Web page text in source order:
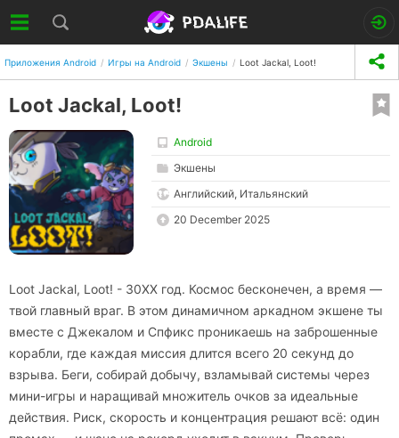
Приложения Android Игры на Android Экшены Loot Jackal, Loot!
Loot Jackal, Loot!
Android
Экшены
Английский, Итальянский
20 December 2025
Loot Jackal, Loot! - 30XX год. Космос бесконечен, а время —
твой главный враг. В этом динамичном аркадном экшене ты
вместе с Джекалом и Спфикс проникаешь на заброшенные
корабли, где каждая миссия длится всего 20 секунд до
взрыва. Беги, собирай добычу, взламывай системы через
мини-игры и наращивай множитель очков за идеальные
действия. Риск, скорость и концентрация решают всё: один